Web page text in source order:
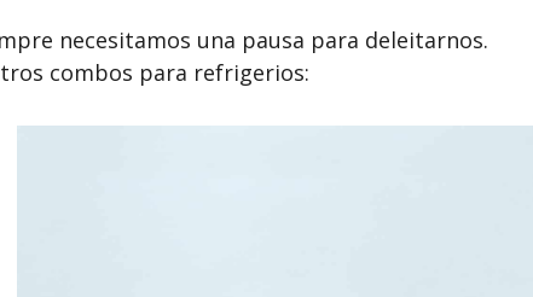
necesitamos una pausa para deleitarnos.
combos para refrigerios: